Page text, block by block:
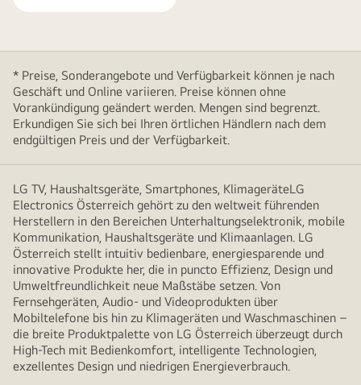
* Preise, Sonderangebote und Verfügbarkeit können je nach
Geschäft und Online variieren. Preise können ohne
Vorankündigung geändert werden. Mengen sind begrenzt.
Erkundigen Sie sich bei Ihren örtlichen Händlern nach dem
endgültigen Preis und der Verfügbarkeit.
LG TV, Haushaltsgeräte, Smartphones, KlimageräteLG
Electronics Österreich gehört zu den weltweit führenden
Herstellern in den Bereichen Unterhaltungselektronik, mobile
Kommunikation, Haushaltsgeräte und Klimaanlagen. LG
Österreich stellt intuitiv bedienbare, energiesparende und
innovative Produkte her, die in puncto Effizienz, Design und
Umweltfreundlichkeit neue Maßstäbe setzen. Von
Fernsehgeräten, Audio- und Videoprodukten über
Mobiltelefone bis hin zu Klimageräten und Waschmaschinen –
die breite Produktpalette von LG Österreich überzeugt durch
High-Tech mit Bedienkomfort, intelligente Technologien,
exzellentes Design und niedrigen Energieverbrauch.